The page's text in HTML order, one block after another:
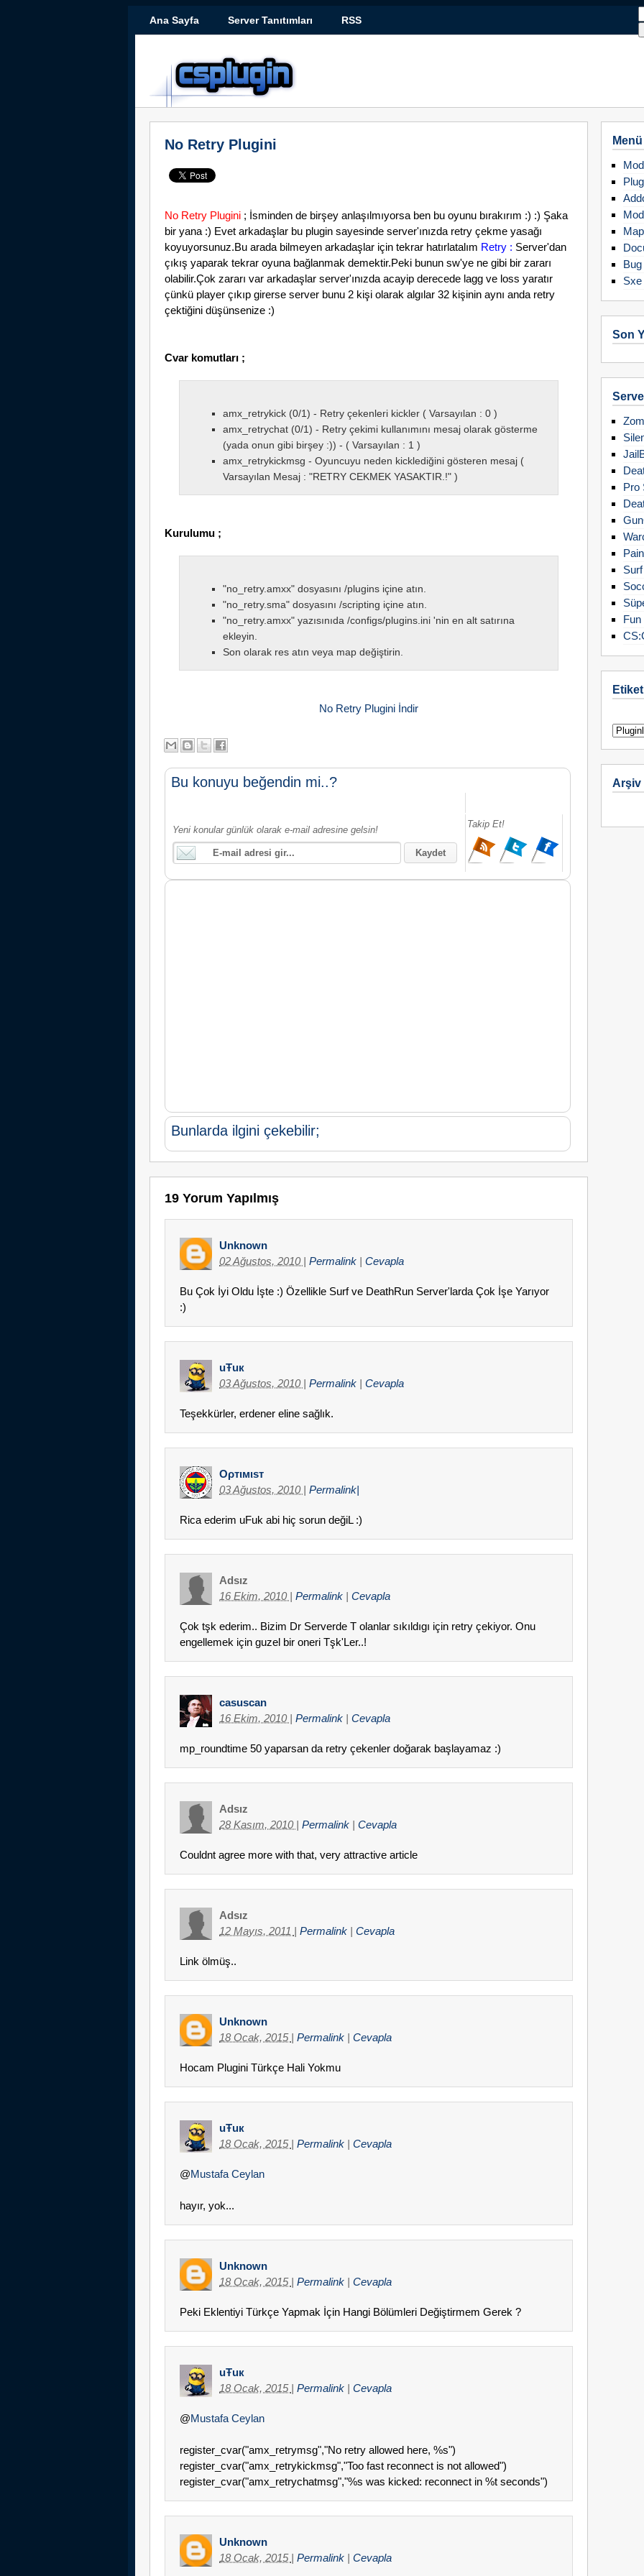
Ana Sayfa Server Tanıtımları RSS
No Retry Plugini
No Retry Plugini ; İsminden de birşey anlaşılmıyorsa ben bu oyunu bırakırım :) :) Şaka
bir yana :) Evet arkadaşlar bu plugin sayesinde server'ınızda retry çekme yasağı
koyuyorsunuz.Bu arada bilmeyen arkadaşlar için tekrar hatırlatalım Retry : Server'dan
çıkış yaparak tekrar oyuna bağlanmak demektir.Peki bunun sw'ye ne gibi bir zararı
olabilir.Çok zararı var arkadaşlar server'ınızda acayip derecede lagg ve loss yaratır
çünkü player çıkıp girerse server bunu 2 kişi olarak algılar 32 kişinin aynı anda retry
çektiğini düşünsenize :)
Cvar komutları ;
amx_retrykick (0/1) - Retry çekenleri kickler ( Varsayılan : 0 )
amx_retrychat (0/1) - Retry çekimi kullanımını mesaj olarak gösterme
(yada onun gibi birşey :)) - ( Varsayılan : 1 )
amx_retrykickmsg - Oyuncuyu neden kicklediğini gösteren mesaj (
Varsayılan Mesaj : "RETRY CEKMEK YASAKTIR.!" )
Kurulumu ;
"no_retry.amxx" dosyasını /plugins içine atın.
"no_retry.sma" dosyasını /scripting içine atın.
"no_retry.amxx" yazısınıda /configs/plugins.ini 'nin en alt satırına
ekleyin.
Son olarak res atın veya map değiştirin.
No Retry Plugini İndir
Bu konuyu beğendin mi..?
Yeni konular günlük olarak e-mail adresine gelsin!
Takip Et!
Bunlarda ilgini çekebilir;
19 Yorum Yapılmış
Unknown
02 Ağustos, 2010 | Permalink | Cevapla
Bu Çok İyi Oldu İşte :) Özellikle Surf ve DeathRun Server'larda Çok İşe Yarıyor
:)
uŦuк
03 Ağustos, 2010 | Permalink | Cevapla
Teşekkürler, erdener eline sağlık.
Oρтιмιsт
03 Ağustos, 2010 | Permalink|
Rica ederim uFuk abi hiç sorun değiL :)
Adsız
16 Ekim, 2010 | Permalink | Cevapla
Çok tşk ederim.. Bizim Dr Serverde T olanlar sıkıldıgı için retry çekiyor. Onu
engellemek için guzel bir oneri Tşk'Ler..!
casuscan
16 Ekim, 2010 | Permalink | Cevapla
mp_roundtime 50 yaparsan da retry çekenler doğarak başlayamaz :)
Adsız
28 Kasım, 2010 | Permalink | Cevapla
Couldnt agree more with that, very attractive article
Adsız
12 Mayıs, 2011 | Permalink | Cevapla
Link ölmüş..
Unknown
18 Ocak, 2015 | Permalink | Cevapla
Hocam Plugini Türkçe Hali Yokmu
uŦuк
18 Ocak, 2015 | Permalink | Cevapla
@Mustafa Ceylan
hayır, yok...
Unknown
18 Ocak, 2015 | Permalink | Cevapla
Peki Eklentiyi Türkçe Yapmak İçin Hangi Bölümleri Değiştirmem Gerek ?
uŦuк
18 Ocak, 2015 | Permalink | Cevapla
@Mustafa Ceylan
register_cvar("amx_retrymsg","No retry allowed here, %s")
register_cvar("amx_retrykickmsg","Too fast reconnect is not allowed")
register_cvar("amx_retrychatmsg","%s was kicked: reconnect in %t seconds")
Unknown
18 Ocak, 2015 | Permalink | Cevapla
Menü
Sxe
Son
Pro
Arşiv